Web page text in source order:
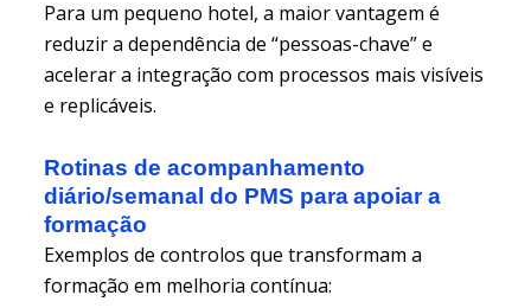
Para um pequeno hotel, a maior vantagem é
reduzir a dependência de “pessoas-chave” e
acelerar a integração com processos mais visíveis
e replicáveis.
Rotinas de acompanhamento
diário/semanal do PMS para apoiar a
formação
Exemplos de controlos que transformam a
formação em melhoria contínua: